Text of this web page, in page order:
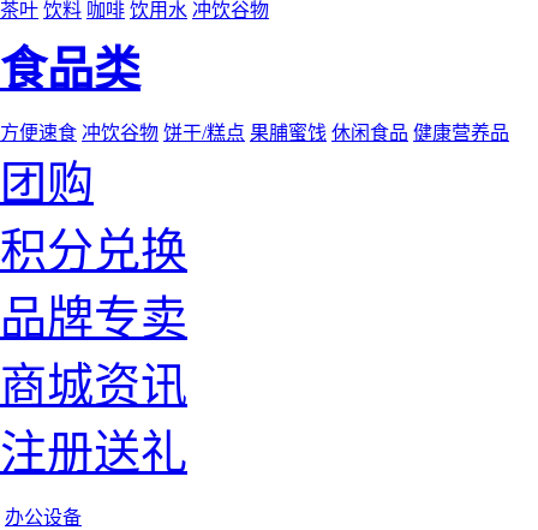
茶叶 饮料 咖啡 饮用水 冲饮谷物
食品类
方便速食 冲饮谷物 饼干/糕点 果脯蜜饯 休闲食品 健康营养品
团购
积分兑换
品牌专卖
商城资讯
注册送礼
办公设备